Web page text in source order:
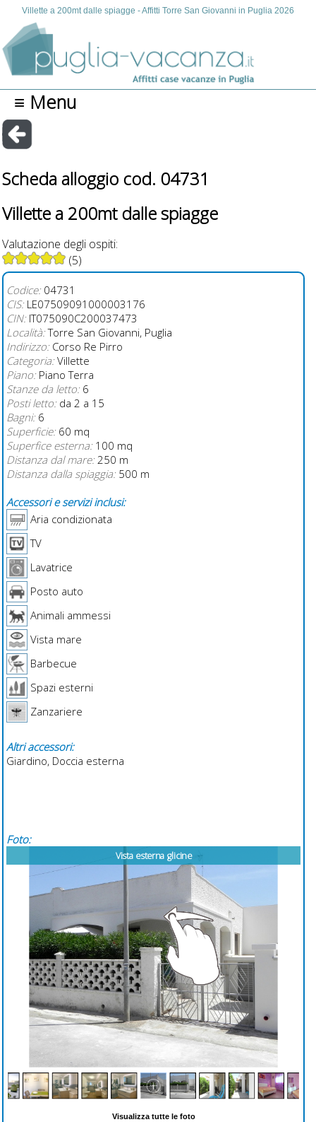
Villette a 200mt dalle spiagge - Affitti Torre San Giovanni in Puglia 2026
≡ Menu
Scheda alloggio cod. 04731
Villette a 200mt dalle spiagge
Valutazione degli ospiti:
(5)
Codice:04731
CIS:LE07509091000003176
CIN:IT075090C200037473
Località:Torre San Giovanni, Puglia
Indirizzo:Corso Re Pirro
Categoria:Villette
Piano:Piano Terra
Stanze da letto:6
Posti letto:da 2 a 15
Bagni:6
Superficie:60 mq
Superfice esterna:100 mq
Distanza dal mare:250 m
Distanza dalla spiaggia:500 m
Accessori e servizi inclusi:
Aria condizionata
TV
Lavatrice
Posto auto
Animali ammessi
Vista mare
Barbecue
Spazi esterni
Zanzariere
Altri accessori:
Giardino, Doccia esterna
Foto:
Vista esterna glicine
Visualizza tutte le foto